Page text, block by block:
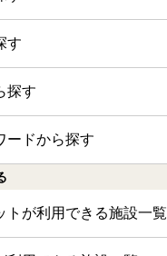
す
探す
ードから探す
トが利用できる施設一覧